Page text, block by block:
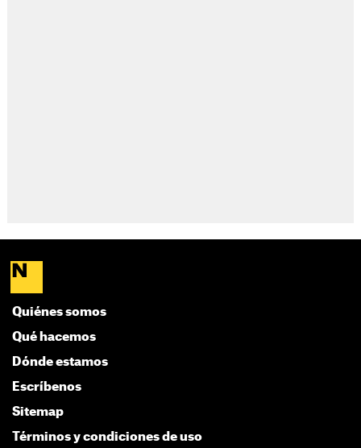
Quiénes somos
Qué hacemos
Dónde estamos
Escríbenos
Sitemap
Términos y condiciones de uso